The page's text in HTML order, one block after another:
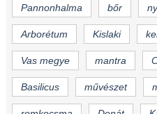
Pannonhalma bőr
Arborétum Kislaki
Vas megye mantra
Basilicus művészet